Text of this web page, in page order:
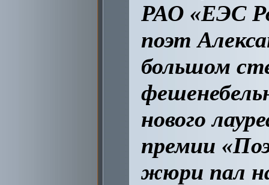
РАО «ЕЭС
поэт
большом
нового
премии
жюри пал